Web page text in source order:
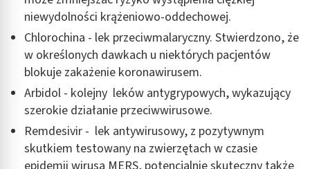
niewydolności krążeniowo-oddechowej.
Chlorochina - lek przeciwmalaryczny. Stwierdzono, że
w określonych dawkach u niektórych pacjentów
blokuje zakażenie koronawirusem.
Arbidol - kolejny leków antygrypowych, wykazujący
szerokie działanie przeciwwirusowe.
Remdesivir - lek antywirusowy, z pozytywnym
skutkiem testowany na zwierzętach w czasie